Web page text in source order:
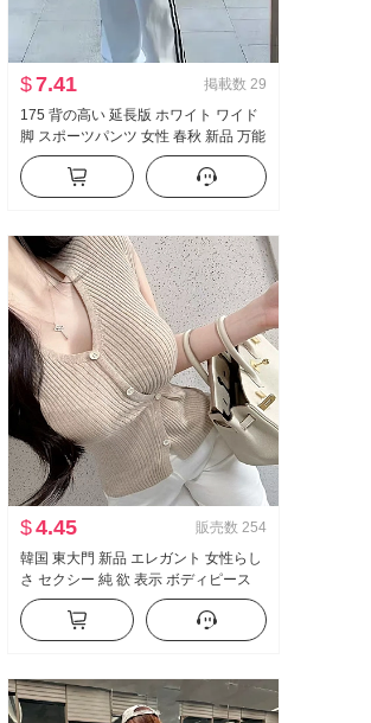
$7.41 掲載数 29
175 背の高い 延長版 ホワイト ワイド
脚 スポーツパンツ 女性 春秋 新品 万能
ストライプ カジュアル フロアレング
ス ズボン
$4.45 販売数 254
韓国 東大門 新品 エレガント 女性らし
さ セクシー 純 欲 表示 ボディピース
側 系 バックル 半袖 ニット Tシャツ ト
ップス